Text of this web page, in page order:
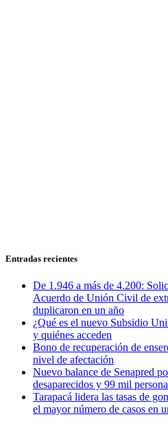
Entradas recientes
De 1.946 a más de 4.200:
Acuerdo de Unión Civil de
duplicaron en un año
¿Qué es el nuevo Subsidio
y quiénes acceden
Bono de recuperación de
nivel de afectación
Nuevo balance de Senapred
desaparecidos y 99 mil
Tarapacá lidera las tasas de
el mayor número de casos en